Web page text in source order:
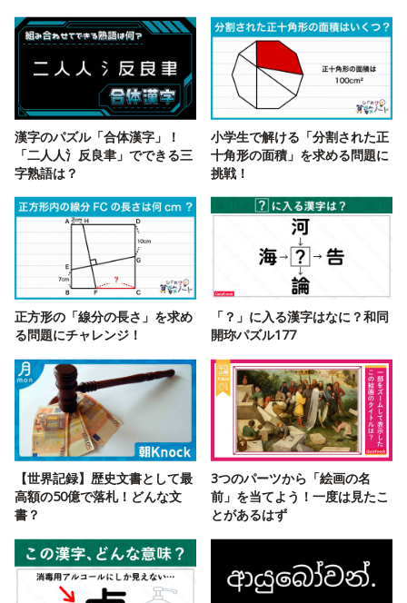
漢字のパズル「合体漢字」！
「二人人氵反良聿」でできる三
字熟語は？
小学生で解ける「分割された正
十角形の面積」を求める問題に
挑戦！
正方形の「線分の長さ」を求め
る問題にチャレンジ！
「？」に入る漢字はなに？和同
開珎パズル177
【世界記録】歴史文書として最
高額の50億で落札！どんな文
書？
3つのパーツから「絵画の名
前」を当てよう！一度は見たこ
とがあるはず